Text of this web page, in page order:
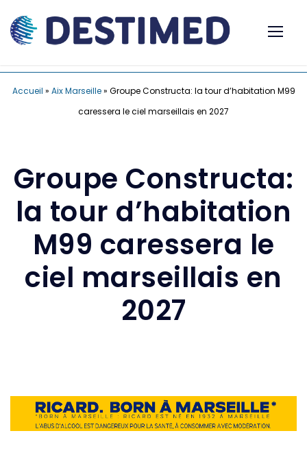
Accueil » Aix Marseille» Groupe Constructa: la tour d’habitation M99
caressera le ciel marseillais en 2027
Groupe Constructa:
la tour d’habitation
M99 caressera le
ciel marseillais en
2027